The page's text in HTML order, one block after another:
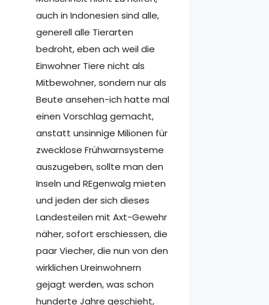
auch in Indonesien sind alle,
generell alle Tierarten
bedroht, eben ach weil die
Einwohner Tiere nicht als
Mitbewohner, sondern nur als
Beute ansehen-ich hatte mal
einen Vorschlag gemacht,
anstatt unsinnige Milionen für
zwecklose Frühwarnsysteme
auszugeben, sollte man den
Inseln und REgenwalg mieten
und jeden der sich dieses
Landesteilen mit Axt-Gewehr
näher, sofort erschiessen, die
paar Viecher, die nun von den
wirklichen Ureinwohnern
gejagt werden, was schon
hunderte Jahre geschieht,